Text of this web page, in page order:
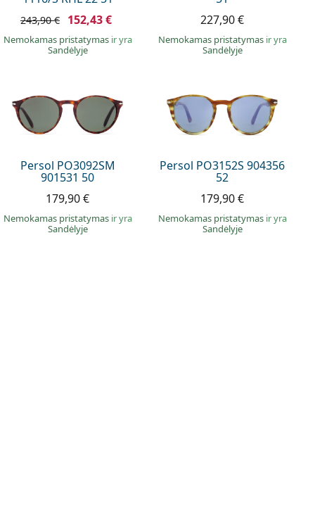
243,90 € 152,43 €
Nemokamas pristatymas ir yra
Sandėlyje
227,90 €
Nemokamas pristatymas ir yra
Sandėlyje
Persol PO3092SM
901531 50
179,90 €
Nemokamas pristatymas ir yra
Sandėlyje
Persol PO3152S 904356
52
179,90 €
Nemokamas pristatymas ir yra
Sandėlyje